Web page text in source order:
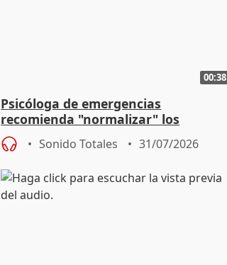
00:38
Psicóloga de emergencias
recomienda "normalizar" los
síntomas tras sufrir un incendio
Sonido Totales 31/07/2026